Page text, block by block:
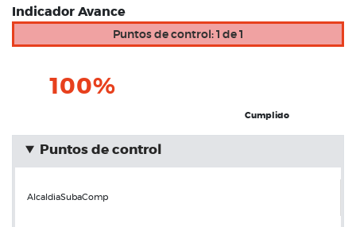
Indicador Avance
Puntos de control: 1 de 1
100%
Cumplido
Puntos de control
AlcaldiaSubaComp